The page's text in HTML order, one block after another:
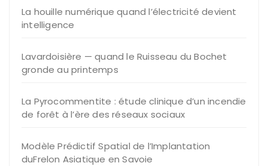
La houille numérique quand l’électricité devient
intelligence
Lavardoisière — quand le Ruisseau du Bochet
gronde au printemps
La Pyrocommentite : étude clinique d’un incendie
de forêt à l’ère des réseaux sociaux
Modèle Prédictif Spatial de l’Implantation
duFrelon Asiatique en Savoie